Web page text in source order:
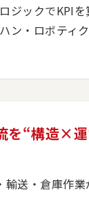
ジックでKPI
ン・ロボティ
を“構造×
輸送・倉庫作